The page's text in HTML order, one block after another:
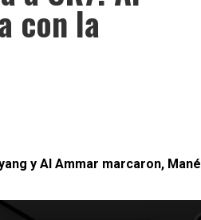
con la
y Al Ammar marcaron, Mané